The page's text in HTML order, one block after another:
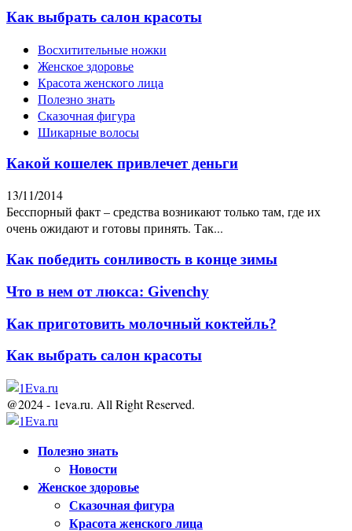
Как выбрать салон красоты
Восхитительные ножки
Женское здоровье
Красота женского лица
Полезно знать
Сказочная фигура
Шикарные волосы
Какой кошелек привлечет деньги
13/11/2014
Бесспорный факт – средства возникают только там, где их
очень ожидают и готовы принять. Так...
Как победить сонливость в конце зимы
Что в нем от люкса: Givenchy
Как приготовить молочный коктейль?
Как выбрать салон красоты
@2024 - 1eva.ru. All Right Reserved.
Полезно знать
Новости
Женское здоровье
Сказочная фигура
Красота женского лица